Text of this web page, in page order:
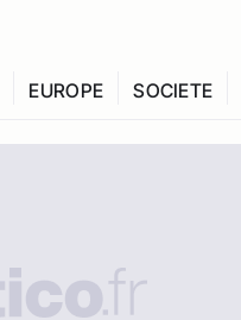
EUROPE SOCIETE